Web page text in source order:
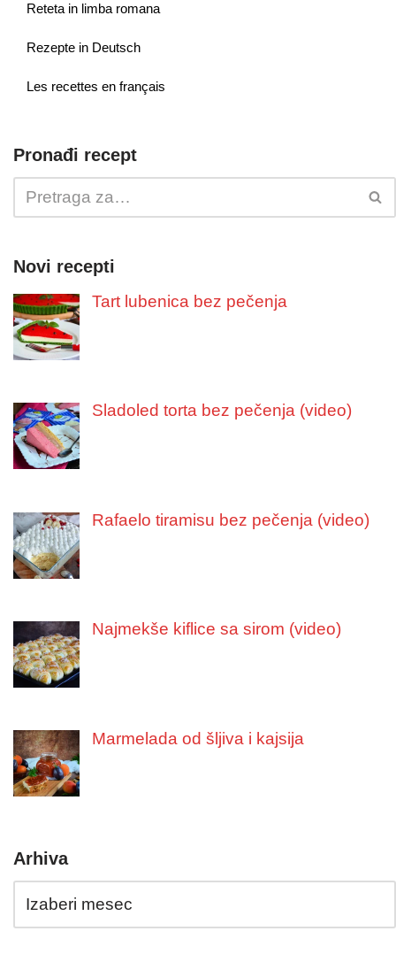
Reteta in limba romana
Rezepte in Deutsch
Les recettes en français
Pronađi recept
Novi recepti
Tart lubenica bez pečenja
Sladoled torta bez pečenja (video)
Rafaelo tiramisu bez pečenja (video)
Najmekše kiflice sa sirom (video)
Marmelada od šljiva i kajsija
Arhiva